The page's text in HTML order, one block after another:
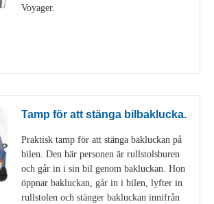
Voyager.
Tamp för att stänga bilbaklucka.
Praktisk tamp för att stänga bakluckan på
bilen. Den här personen är rullstolsburen
och går in i sin bil genom bakluckan. Hon
öppnar bakluckan, går in i bilen, lyfter in
rullstolen och stänger bakluckan innifrån